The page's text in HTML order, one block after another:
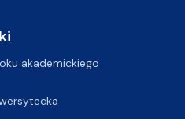
akademickiego